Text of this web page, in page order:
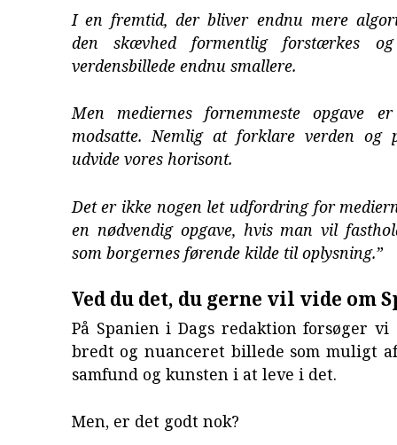
I en fremtid, der bliver endnu mere
den skævhed formentlig forstærkes
verdensbillede endnu smallere.
Men mediernes fornemmeste opgave
modsatte. Nemlig at forklare verden og
udvide vores horisont.
Det er ikke nogen let udfordring for
en nødvendig opgave, hvis man vil
som borgernes førende kilde til oplysning.”
Ved du det, du gerne vil vide om
På Spanien i Dags redaktion forsøger
bredt og nuanceret billede som muligt
samfund og kunsten i at leve i det.
Men, er det godt nok?